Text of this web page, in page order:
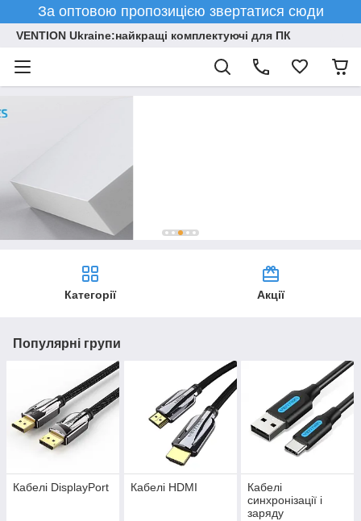
За оптовою пропозицією звертатися сюди
VENTION Ukraine:найкращі комплектуючі для ПК
Категорії Акції
Популярні групи
Кабелі DisplayPort Кабелі HDMI
Кабелі
синхронізації і
заряду